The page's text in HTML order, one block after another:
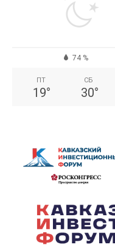
74 %
ПТ
19°
СБ
30°